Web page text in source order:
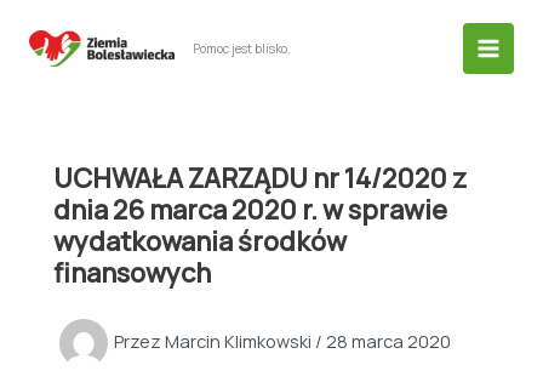
Pomoc jest blisko.
UCHWAŁA ZARZĄDU nr 14/2020 z
dnia 26 marca 2020 r. w sprawie
wydatkowania środków
finansowych
Przez Marcin Klimkowski / 28 marca 2020